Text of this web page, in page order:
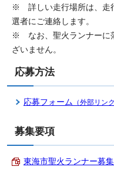
※ 詳しい走行場所は、走
選者にご連絡します。
※ なお、聖火ランナーに
ざいません。
応募方法
応募フォーム （外部リンク
募集要項
東海市聖火ランナー募